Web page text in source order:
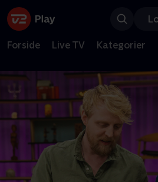
Forside Live TV Kategorier